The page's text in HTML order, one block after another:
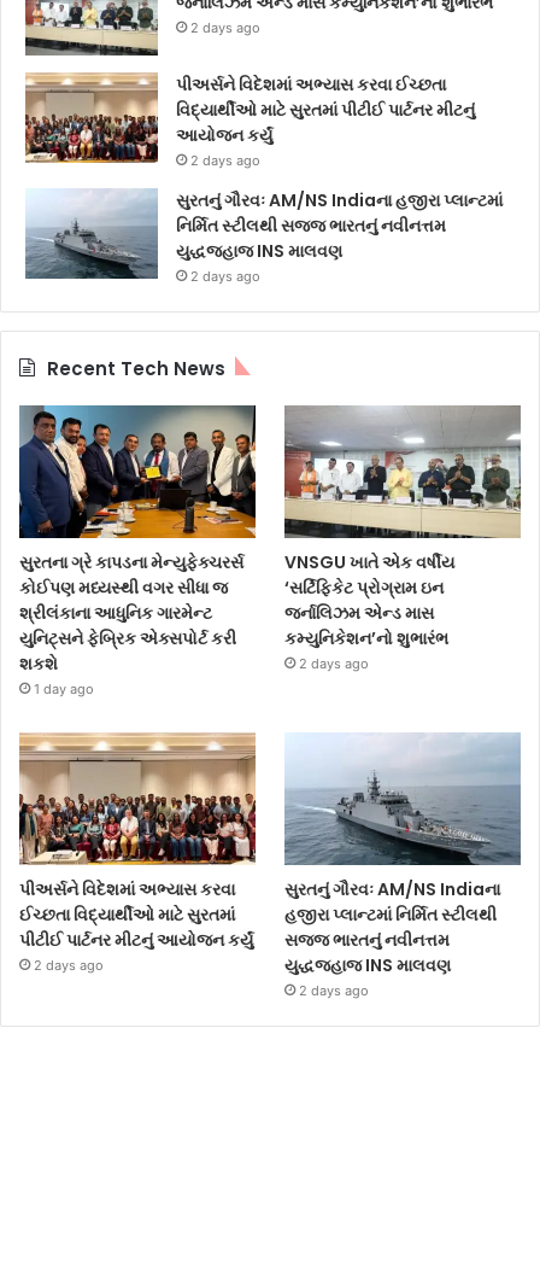
2 days ago
પીઅર્સને વિદેશમાં અભ્યાસ કરવા ઈચ્છતા
વિદ્યાર્થીઓ માટે સુરતમાં પીટીઈ પાર્ટનર મીટનું
આયોજન કર્યું
2 days ago
સુરતનું ગૌરવઃ AM/NS Indiaના હજીરા પ્લાન્ટમાં
નિર્મિત સ્ટીલથી સજ્જ ભારતનું નવીનત્તમ
યુદ્ધજહાજ INS માલવણ
2 days ago
Recent Tech News
સુરતના ગ્રે કાપડના મેન્યુફેક્ચરર્સ
કોઈપણ મધ્યસ્થી વગર સીધા જ
શ્રીલંકાના આધુનિક ગારમેન્ટ
યુનિટ્સને ફેબ્રિક એક્સપોર્ટ કરી
શકશે
1 day ago
VNSGU ખાતે એક વર્ષીય
‘સર્ટિફિકેટ પ્રોગ્રામ ઇન
જર્નાલિઝમ એન્ડ માસ
કમ્યુનિકેશન’નો શુભારંભ
2 days ago
પીઅર્સને વિદેશમાં અભ્યાસ કરવા
ઈચ્છતા વિદ્યાર્થીઓ માટે સુરતમાં
પીટીઈ પાર્ટનર મીટનું આયોજન કર્યું
2 days ago
સુરતનું ગૌરવઃ AM/NS Indiaના
હજીરા પ્લાન્ટમાં નિર્મિત સ્ટીલથી
સજ્જ ભારતનું નવીનત્તમ
યુદ્ધજહાજ INS માલવણ
2 days ago